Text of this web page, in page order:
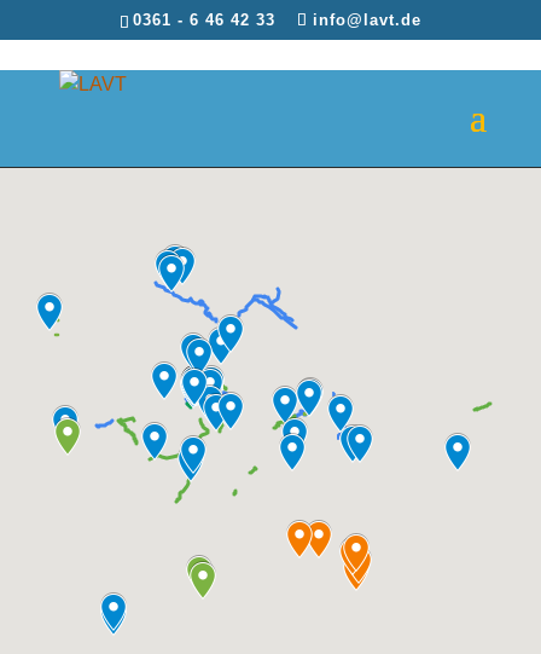
0361 - 6 46 42 33 info@lavt.de